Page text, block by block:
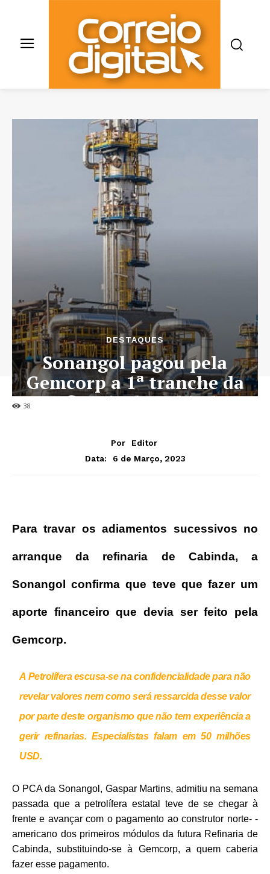
38
DESTAQUES
Sonangol pagou pela
Gemcorp a 1ª tranche da
Refinaria de Cabinda
Por
Editor
Data:
6 de Março, 2023
Para travar os adiamentos sucessivos no
arranque da refinaria de Cabinda, a
Sonangol confirma que teve que fazer um
aporte financeiro que devia ser feito pela
Gemcorp.
A Petrolífera escusa-se na confidencialidade para não
revelar valores nem como será ressarcida desse valor
por parte deste organismo que não tem experiência a
gerir refinarias. Especialistas falam em 50 milhões
USD.
O PCA da Sonangol, Gaspar Martins, admitiu na semana
passada que a petrolífera estatal teve de se chegar à
frente e avançar com o pagamento ao construtor norte- -
americano dos primeiros módulos da futura Refinaria de
Cabinda, substituindo-se à Gemcorp, a quem caberia
fazer esse pagamento.